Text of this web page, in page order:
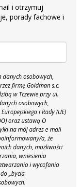
i otrzymuj
porady fachowe i
danych osobowych,
firmę Goldman s.c.
w Tczewie przy ul.
osobowych,
i Rady (UE)
oraz ustawą O
na mój adres e-mail
a, że
danych, możliwości
wniesienia
i wycofania
„bycia